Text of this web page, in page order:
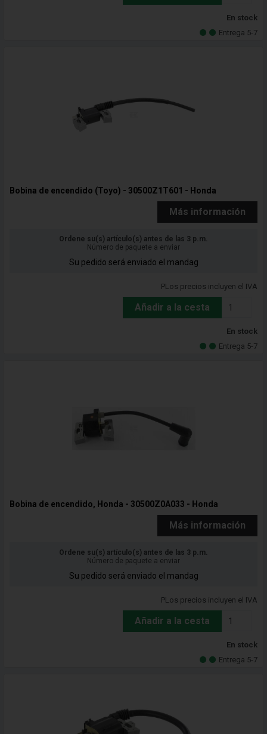
En stock
Entrega 5-7
Bobina de encendido (Toyo) - 30500Z1T601 - Honda
Más información
Ordene su(s) artículo(s) antes de las 3 p.m.
Número de paquete a enviar
Su pedido será enviado el mandag
PLos precios incluyen el IVA
Añadir a la cesta
En stock
Entrega 5-7
Bobina de encendido, Honda - 30500Z0A033 - Honda
Más información
Ordene su(s) artículo(s) antes de las 3 p.m.
Número de paquete a enviar
Su pedido será enviado el mandag
PLos precios incluyen el IVA
Añadir a la cesta
En stock
Entrega 5-7